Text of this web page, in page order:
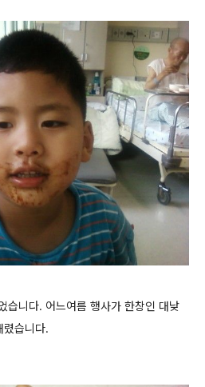
습니다. 어느여름 행사가 한창인 대낮
렸습니다.